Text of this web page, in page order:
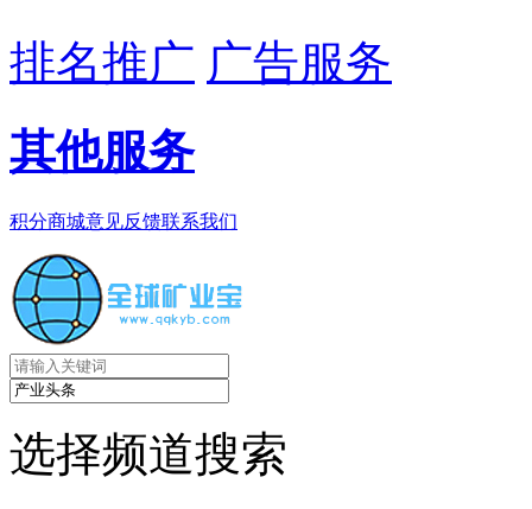
排名推广 广告服务
其他服务
积分商城意见反馈联系我们
选择频道搜索